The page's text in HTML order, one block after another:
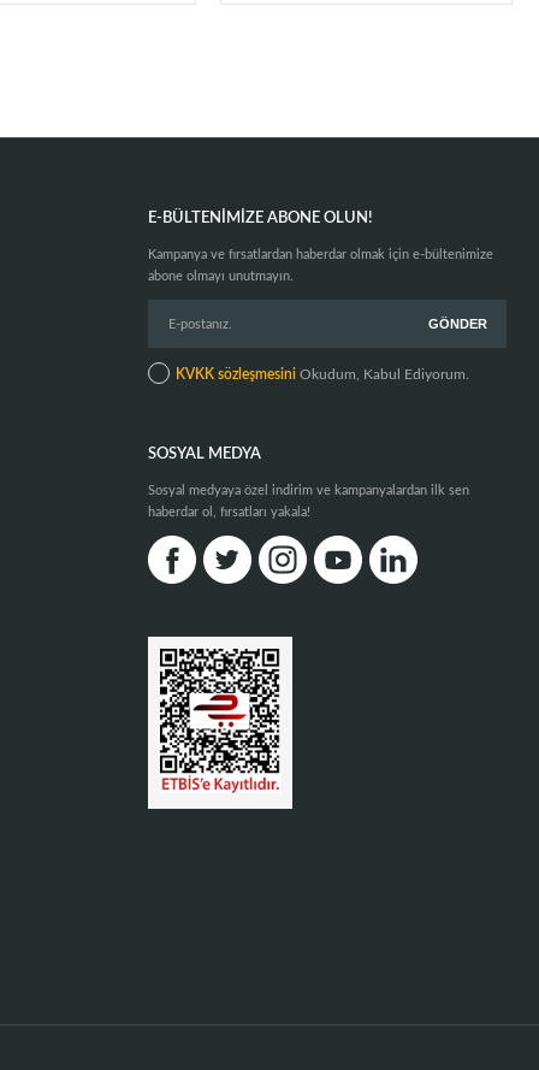
E-BÜLTENIMIZE ABONE OLUN!
Kampanya ve fırsatlardan haberdar olmak için e-bültenimize
abone olmayı unutmayın.
KVKK sözleşmesini Okudum, Kabul Ediyorum.
SOSYAL MEDYA
Sosyal medyaya özel indirim ve kampanyalardan ilk sen
haberdar ol, fırsatları yakala!